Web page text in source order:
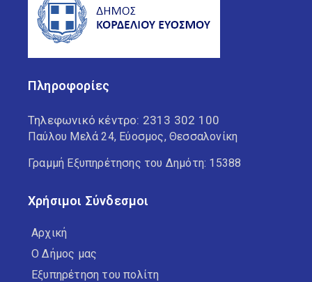
Πληροφορίες
Τηλεφωνικό κέντρο: 2313 302 100
Παύλου Μελά 24, Εύοσμος, Θεσσαλονίκη
Γραμμή Εξυπηρέτησης του Δημότη: 15388
Χρήσιμοι Σύνδεσμοι
Αρχική
Ο Δήμος μας
Εξυπηρέτηση του πολίτη